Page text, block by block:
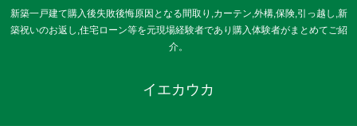
新築一戸建て購入後失敗後悔原因となる間取り,カーテン,外構,保険,引っ越し,新
築祝いのお返し,住宅ローン等を元現場経験者であり購入体験者がまとめてご紹
介。
イエカウカ